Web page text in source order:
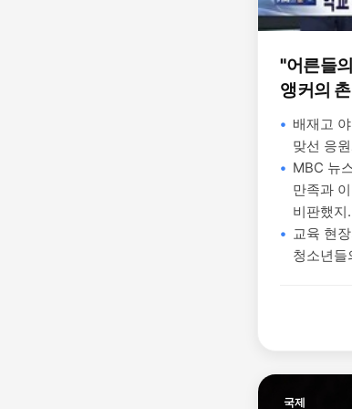
"어른들
앵커의
배재고
맞선 응
MBC 뉴
만족과
비판했지.
교육 현
청소년들
국제